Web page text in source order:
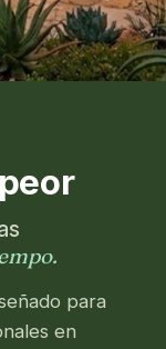
para
en